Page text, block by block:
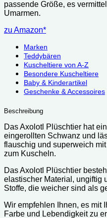
passende Größe, es
Umarmen.
zu Amazon*
Marken
Teddybären
Kuscheltiere von A-Z
Besondere Kuscheltiere
Baby & Kinderartikel
Geschenke & Accessoires
Beschreibung
Das Axolotl Plüschtier hat
eingerollten Schwanz und
flauschig und superweich
zum Kuscheln.
Das Axolotl Plüschtier
elastischer Material, ungiftig
Stoffe, die weicher sind als
Wir empfehlen Ihnen, es mit
Farbe und Lebendigkeit zu